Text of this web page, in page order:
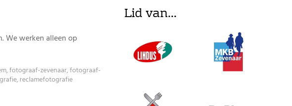
We werken alleen op
fotograaf-zevenaar, fotograaf-
reclamefotografie
Lid van...